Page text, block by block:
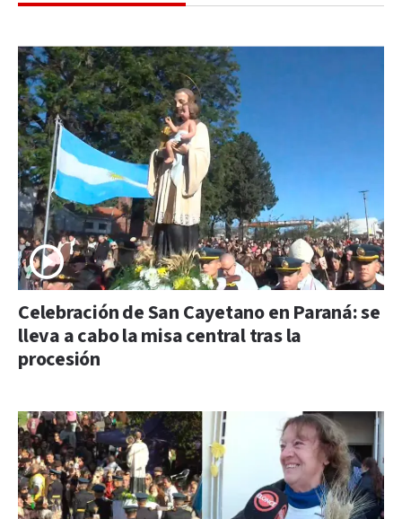
Celebración de San Cayetano en Paraná: se
lleva a cabo la misa central tras la
procesión